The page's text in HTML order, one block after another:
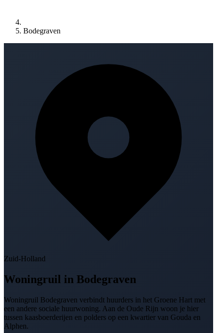
Bodegraven
Zuid-Holland
Woningruil in Bodegraven
Woningruil Bodegraven verbindt huurders in het Groene Hart met
een andere sociale huurwoning. Aan de Oude Rijn woon je hier
tussen kaasboerderijen en polders op een kwartier van Gouda en
Alphen.